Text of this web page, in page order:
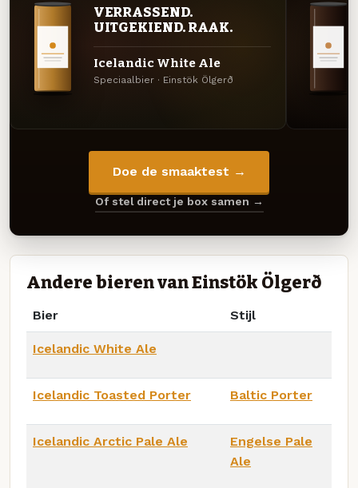
VERRASSEND.
UITGEKIEND. RAAK.
Icelandic White Ale
Speciaalbier · Einstök Ölgerð
Doe de smaaktest →
Of stel direct je box samen →
Andere bieren van Einstök Ölgerð
Bier Stijl
Icelandic White Ale
Icelandic Toasted Porter Baltic Porter
Icelandic Arctic Pale Ale
Engelse Pale
Ale